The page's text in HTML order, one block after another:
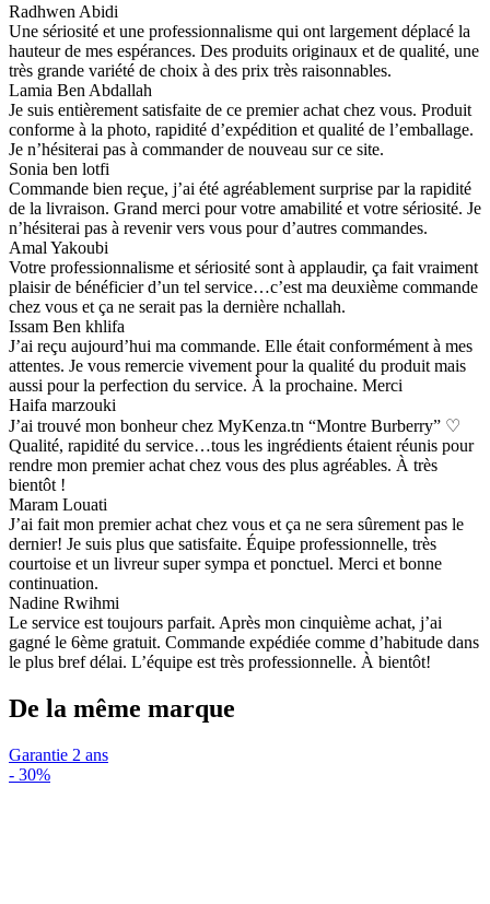
Radhwen Abidi
Une sériosité et une professionnalisme qui ont largement déplacé la
hauteur de mes espérances. Des produits originaux et de qualité, une
très grande variété de choix à des prix très raisonnables.
Lamia Ben Abdallah
Je suis entièrement satisfaite de ce premier achat chez vous. Produit
conforme à la photo, rapidité d’expédition et qualité de l’emballage.
Je n’hésiterai pas à commander de nouveau sur ce site.
Sonia ben lotfi
Commande bien reçue, j’ai été agréablement surprise par la rapidité
de la livraison. Grand merci pour votre amabilité et votre sériosité. Je
n’hésiterai pas à revenir vers vous pour d’autres commandes.
Amal Yakoubi
Votre professionnalisme et sériosité sont à applaudir, ça fait vraiment
plaisir de bénéficier d’un tel service…c’est ma deuxième commande
chez vous et ça ne serait pas la dernière nchallah.
Issam Ben khlifa
J’ai reçu aujourd’hui ma commande. Elle était conformément à mes
attentes. Je vous remercie vivement pour la qualité du produit mais
aussi pour la perfection du service. À la prochaine. Merci
Haifa marzouki
J’ai trouvé mon bonheur chez MyKenza.tn “Montre Burberry” ♡
Qualité, rapidité du service…tous les ingrédients étaient réunis pour
rendre mon premier achat chez vous des plus agréables. À très
bientôt !
Maram Louati
J’ai fait mon premier achat chez vous et ça ne sera sûrement pas le
dernier! Je suis plus que satisfaite. Équipe professionnelle, très
courtoise et un livreur super sympa et ponctuel. Merci et bonne
continuation.
Nadine Rwihmi
Le service est toujours parfait. Après mon cinquième achat, j’ai
gagné le 6ème gratuit. Commande expédiée comme d’habitude dans
le plus bref délai. L’équipe est très professionnelle. À bientôt!
De la même marque
Garantie 2 ans
- 30%